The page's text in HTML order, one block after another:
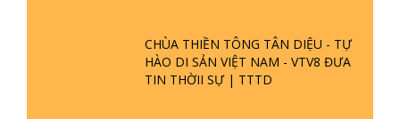
CHÙA THIỀN TÔNG TÂN DIỆU - TỰ
HÀO DI SẢN VIỆT NAM - VTV8 ĐƯA
TIN THỜII SỰ | TTTD